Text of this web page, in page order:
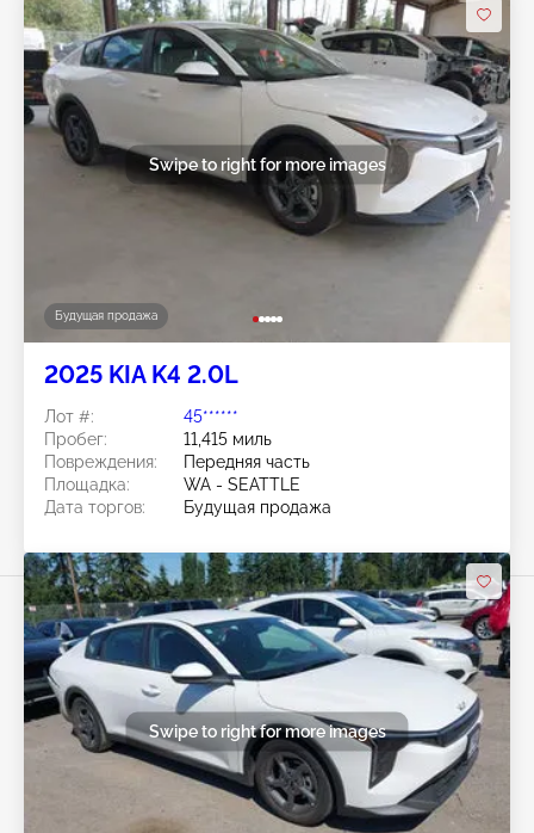
Будущая продажа
Swipe to right for more images
2025 KIA K4 2.0L
Лот #:
45******
Пробег:
11,415 миль
Повреждения:
Передняя часть
Площадка:
WA - SEATTLE
Дата торгов:
Будущая продажа
Swipe to right for more images